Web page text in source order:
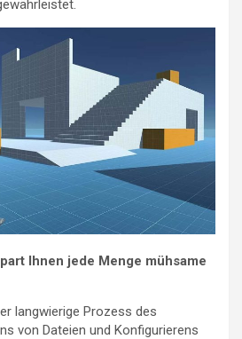
Ihnen jede Menge mühsame
langwierige Prozess des
von Dateien und Konfigurierens